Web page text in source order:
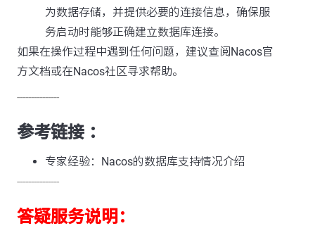
为数据存储，并提供必要的连接信息，确保服
务启动时能够正确建立数据库连接。
如果在操作过程中遇到任何问题，建议查阅Nacos官
方文档或在Nacos社区寻求帮助。
---------------
参考链接 ：
专家经验：Nacos的数据库支持情况介绍
---------------
答疑服务说明：